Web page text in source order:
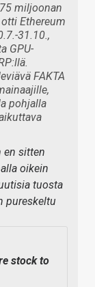
miljoonan
Ethereum
31.10.,
GPU-
FAKTA
pohjalla
en sitten
oikein
tuosta
pureskeltu
stock to